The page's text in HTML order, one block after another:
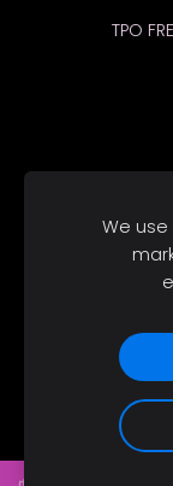
TPO
We